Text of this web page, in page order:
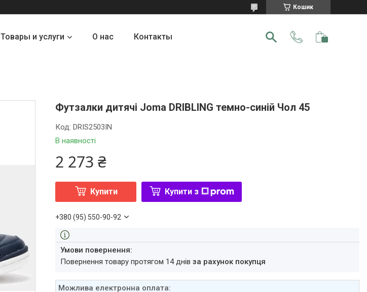
Кошик
Товары и услуги О нас Контакты
Футзалки дитячі Joma DRIBLING темно-синій Чол 45
В наявності
Код:DRIS2503IN
2 273 ₴
Купити Купити з
+380 (95) 550-90-92
повернення товару протягом 14 днівза рахунок покупця